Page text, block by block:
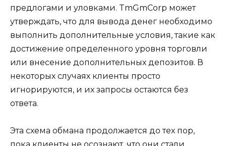
предлогами и уловками. TmGmCorp может
утверждать, что для вывода денег необходимо
выполнить дополнительные условия, такие как
достижение определенного уровня торговли
или внесение дополнительных депозитов. В
некоторых случаях клиенты просто
игнорируются, и их запросы остаются без
ответа.
Эта схема обмана продолжается до тех пор,